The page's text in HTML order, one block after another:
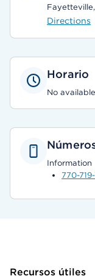
Directions
Horario
No
Information
770-
Recursos útiles